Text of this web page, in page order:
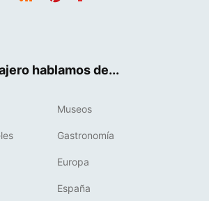
hablamos de...
Museos
Gastronomía
Europa
España